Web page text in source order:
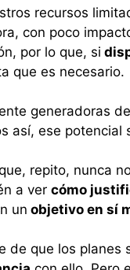
recursos
con poco
por lo que, si
que es necesario.
generadoras
así, ese potencial
repito, nunca
a ver cómo
un objetivo en sí
que los